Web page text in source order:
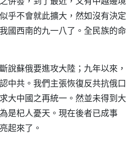
乎不會就此擴大，然如沒有決定
國西南的九一八了。全民族的命
說蘇俄要進攻大陸；九年以來，
中共。我們主張恢復反共抗俄口
大中國之再統一。然並未得到大
是杞人憂天。現在後者已成事
起來了。